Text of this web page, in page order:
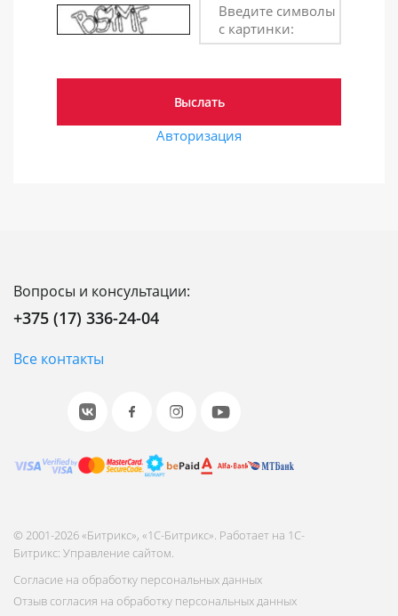
Введите символы
с картинки:
Авторизация
Вопросы и консультации:
+375 (17) 336-24-04
Все контакты
© 2001-2026 «Битрикс», «1С-Битрикс». Работает на 1С-
Битрикс: Управление сайтом.
Согласие на обработку персональных данных
Отзыв согласия на обработку персональных данных